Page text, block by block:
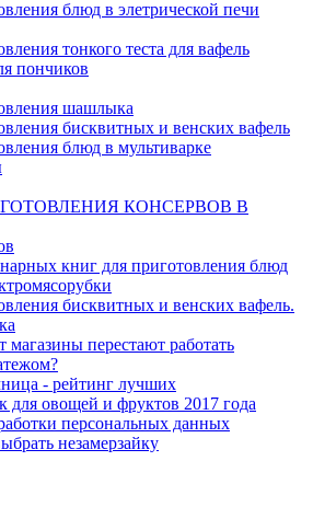
блюд в элетрической печи
тонкого теста для вафель
пончиков
шашлыка
бисквитных и венских вафель
блюд в мультиварке
КОНСЕРВОВ В
книг для приготовления блюд
бисквитных и венских вафель.
магазины перестают работать
- рейтинг лучших
для овощей и фруктов 2017 года
персональных данных
незамерзайку